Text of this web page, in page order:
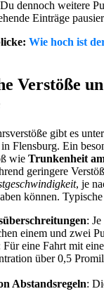
dennoch weitere
Einträge
Wie hoch ist
Verstöße
gibt es
Flensburg. Ein
wie Trunkenheit
geringere
, je
können.
:
einem und zwei
Für eine Fahrt mit
über 0,5
Abstandsregeln: